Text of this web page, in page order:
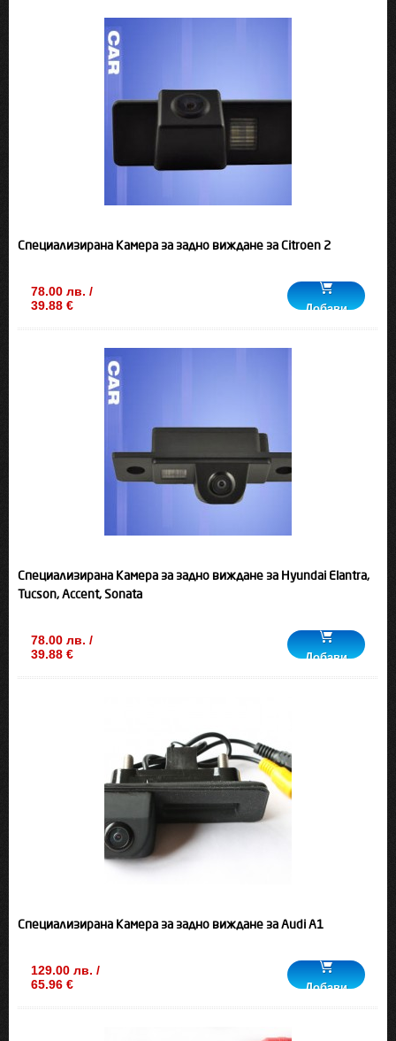
Специализирана Камера за задно виждане за Citroen 2
78.00 лв. /
39.88 €
Добави
Специализирана Камера за задно виждане за Hyundai Elantra,
Tucson, Accent, Sonata
78.00 лв. /
39.88 €
Добави
Специализирана Камера за задно виждане за Audi A1
129.00 лв. /
65.96 €
Добави